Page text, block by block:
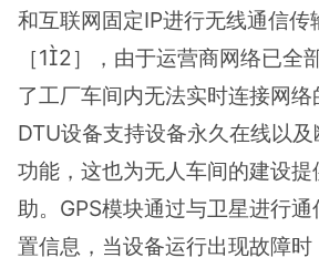
和互联网固定IP进行无线通信传
［12］，由于运营商网络已全
了工厂车间内无法实时连接网
DTU设备支持设备永久在线以
功能，这也为无人车间的建设
助。GPS模块通过与卫星进行
置信息，当设备运行出现故障